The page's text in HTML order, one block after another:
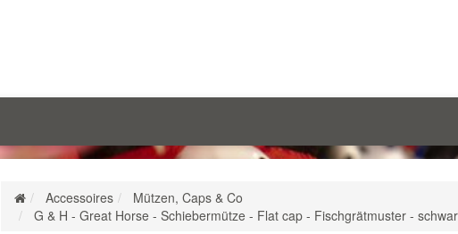
Accessoires
Mützen, Caps & Co
G & H - Great Horse - Schiebermütze - Flat cap - Fischgrätmuster -